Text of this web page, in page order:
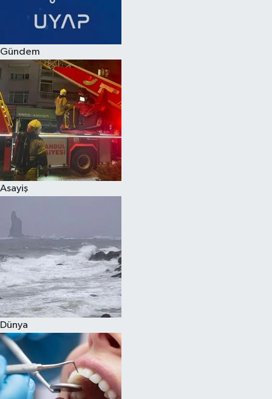
Gündem
Asayiş
Dünya
Spor
Burç Yorumları
Çocuk
Eğitim
Hava Durumu
Kadın
Kültür Sanat
Sağlık
Siyaset
Teknoloji
Televizyon
Yaşam-Çevre